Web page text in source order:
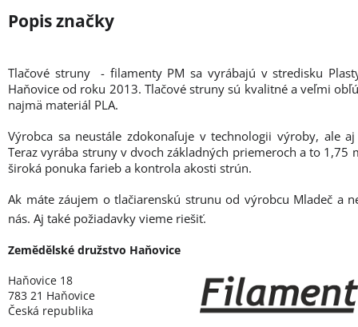
Tlačové struny - filamenty PM sa vyrábajú v stredisku
Haňovice od roku 2013. Tlačové struny sú kvalitné a veľmi
najmä materiál PLA.
Výrobca sa neustále zdokonaľuje v technologii výroby, ale
Teraz vyrába struny v dvoch základných priemeroch a to 1,75
široká ponuka farieb a kontrola akosti strún.
Ak máte záujem o tlačiarenskú strunu od výrobcu Mladeč a
nás. Aj také požiadavky vieme riešiť.
Zemědělské družstvo Haňovice
Haňovice 18
783 21 Haňovice
Česká republika